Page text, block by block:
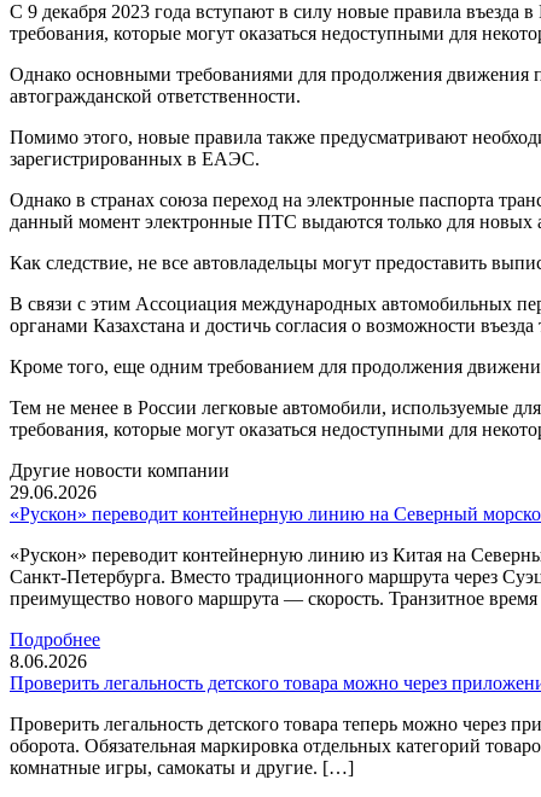
С 9 декабря 2023 года вступают в силу новые правила въезда
требования, которые могут оказаться недоступными для
Однако основными требованиями для продолжения движения
автогражданской ответственности.
Помимо этого, новые правила также предусматривают
зарегистрированных в ЕАЭС.
Однако в странах союза переход на электронные паспорта
данный момент электронные ПТС выдаются только для новых
Как следствие, не все автовладельцы могут предоставить
В связи с этим Ассоциация международных автомобильных
органами Казахстана и достичь согласия о возможности
Кроме того, еще одним требованием для продолжения
Тем не менее в России легковые автомобили, используемые
требования, которые могут оказаться недоступными для
Другие новости компании
29.06.2026
«Рускон» переводит контейнерную линию на Северный
«Рускон» переводит контейнерную линию из Китая на
Санкт-Петербурга. Вместо традиционного маршрута через
преимущество нового маршрута — скорость. Транзитное
Подробнее
8.06.2026
Проверить легальность детского товара можно через
Проверить легальность детского товара теперь можно
оборота. Обязательная маркировка отдельных категорий
комнатные игры, самокаты и другие. […]